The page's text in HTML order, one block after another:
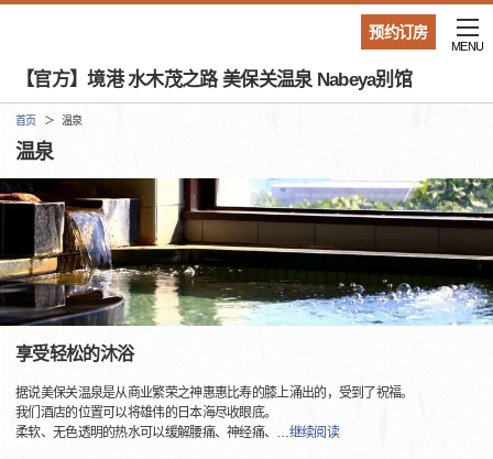
预约订房
【官方】境港 水木茂之路 美保关温泉 Nabeya别馆
MENU
首页 温泉
温泉
享受轻松的沐浴
据说美保关温泉是从商业繁荣之神惠惠比寿的膝上涌出的，受到了祝福。
我们酒店的位置可以将雄伟的日本海尽收眼底。
柔软、无色透明的热水可以缓解腰痛、神经痛、 …继续阅读